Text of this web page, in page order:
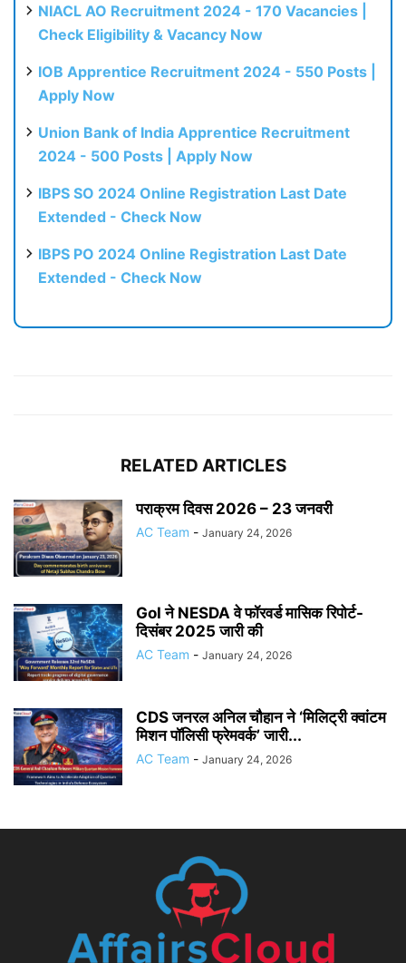
NIACL AO Recruitment 2024 - 170 Vacancies |
Check Eligibility & Vacancy Now
IOB Apprentice Recruitment 2024 - 550 Posts |
Apply Now
Union Bank of India Apprentice Recruitment
2024 - 500 Posts | Apply Now
IBPS SO 2024 Online Registration Last Date
Extended - Check Now
IBPS PO 2024 Online Registration Last Date
Extended - Check Now
RELATED ARTICLES
पराक्रम दिवस 2026 – 23 जनवरी
AC Team - January 24, 2026
GoI ने NESDA वे फॉरवर्ड मासिक रिपोर्ट-
दिसंबर 2025 जारी की
AC Team - January 24, 2026
CDS जनरल अनिल चौहान ने ‘मिलिट्री क्वांटम
मिशन पॉलिसी फ्रेमवर्क’ जारी...
AC Team - January 24, 2026